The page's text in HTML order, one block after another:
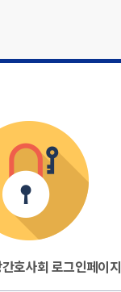
호사회 로그인페이지